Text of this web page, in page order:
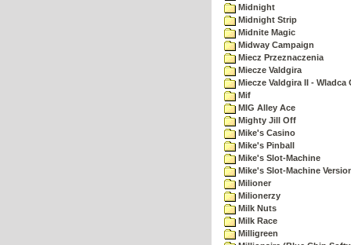
Midnight
Midnight Strip
Midnite Magic
Midway Campaign
Miecz Przeznaczenia
Miecze Valdgira
Miecze Valdgira II - Wladca
Mif
MIG Alley Ace
Mighty Jill Off
Mike's Casino
Mike's Pinball
Mike's Slot-Machine
Mike's Slot-Machine
Milioner
Milionerzy
Milk Nuts
Milk Race
Milligreen